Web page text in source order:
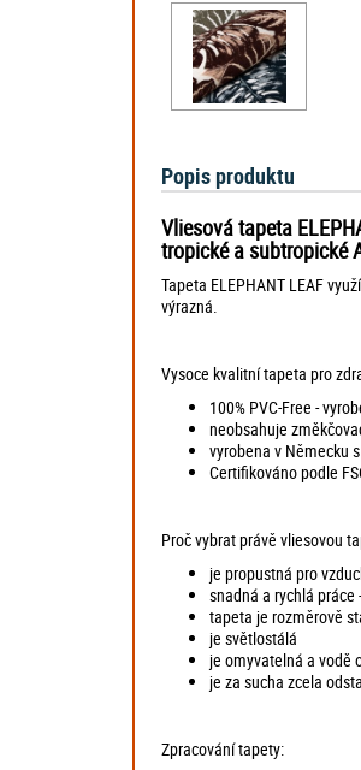
Popis produktu
Vliesová tapeta
tropické a subtropické
Tapeta ELEPHANT LEAF
výrazná.
Vysoce kvalitní tapeta pro
100% PVC-Free -
neobsahuje
vyrobena v Německu
Certifikováno podle
Proč vybrat právě vliesovou
je propustná pro
snadná a rychlá
tapeta je rozměrově
je světlostálá
je omyvatelná a vodě
je za sucha zcela
Zpracování tapety: